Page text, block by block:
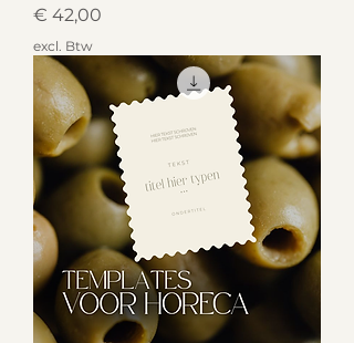
Prijs
€ 42,00
excl. Btw